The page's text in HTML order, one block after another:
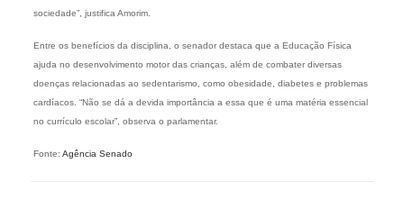
sociedade”, justifica Amorim.
Entre os benefícios da disciplina, o senador destaca que a Educação Física
ajuda no desenvolvimento motor das crianças, além de combater diversas
doenças relacionadas ao sedentarismo, como obesidade, diabetes e problemas
cardíacos. “Não se dá a devida importância a essa que é uma matéria essencial
no currículo escolar”, observa o parlamentar.
Fonte:Agência Senado